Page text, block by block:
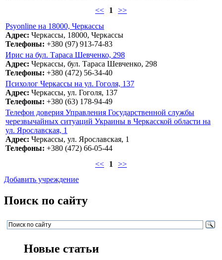
<<
1 >>
Psyonline на 18000, Черкассы
Адрес: Черкассы, 18000, Черкассы
Телефоны: +380 (97) 913-74-83
Ирис на бул. Тараса Шевченко, 298
Адрес: Черкассы, бул. Тараса Шевченко, 298
Телефоны: +380 (472) 56-34-40
Психолог Черкассы на ул. Гоголя, 137
Адрес: Черкассы, ул. Гоголя, 137
Телефоны: +380 (63) 178-94-49
Телефон доверия Управления Государственной службы
черезвычайных ситуаций Украины в Черкасской области на
ул. Ярославская, 1
Адрес: Черкассы, ул. Ярославская, 1
Телефоны: +380 (472) 66-05-44
<<
1 >>
Добавить учреждение
Поиск по сайту
Новые статьи